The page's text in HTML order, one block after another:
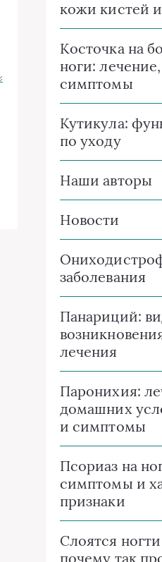
кожи кистей
Косточка на
ноги:
симптомы
Кутикула:
по уходу
Наши авторы
Новости
заболевания
Панариций:
лечения
Паронихия:
домашних
и симптомы
Псориаз на
симптомы и
признаки
Слоятся
почему так